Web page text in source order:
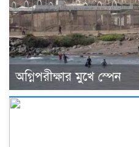
অগ্নিপরীক্ষার মুখে স্পেন